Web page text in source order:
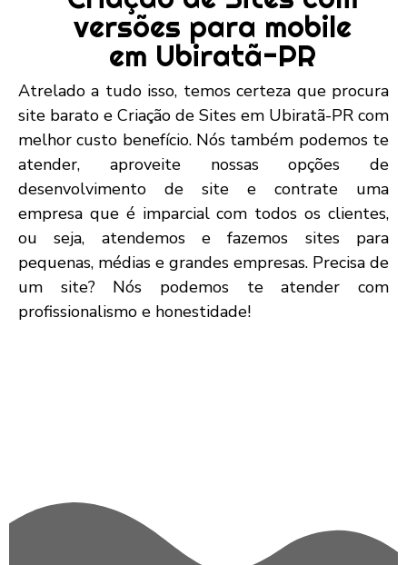
versões para mobile
em Ubiratã-PR
Atrelado a tudo isso, temos certeza que procura
site barato e Criação de Sites em Ubiratã-PR com
melhor custo benefício. Nós também podemos te
atender, aproveite nossas opções de
desenvolvimento de site e contrate uma
empresa que é imparcial com todos os clientes,
ou seja, atendemos e fazemos sites para
pequenas, médias e grandes empresas. Precisa de
um site? Nós podemos te atender com
profissionalismo e honestidade!